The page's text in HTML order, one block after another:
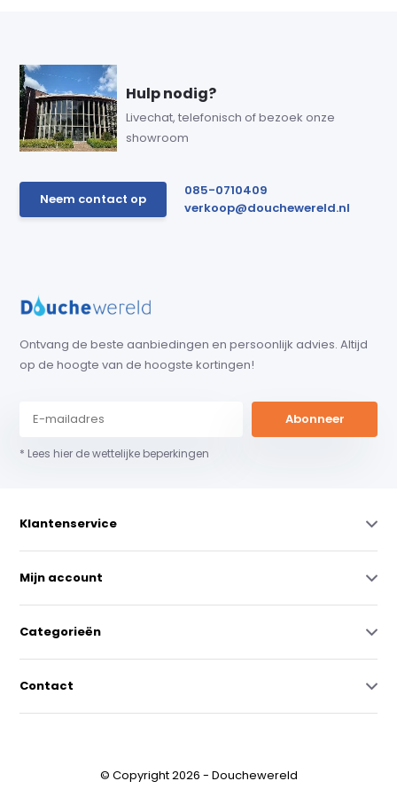
Hulp nodig?
Livechat, telefonisch of bezoek onze
showroom
Neem contact op
085-0710409
verkoop@douchewereld.nl
Ontvang de beste aanbiedingen en persoonlijk advies. Altijd
op de hoogte van de hoogste kortingen!
Abonneer
* Lees hier de wettelijke beperkingen
Klantenservice
Mijn account
Categorieën
Contact
© Copyright 2026 - Douchewereld